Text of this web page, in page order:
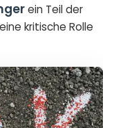
ein Teil der
kritische Rolle